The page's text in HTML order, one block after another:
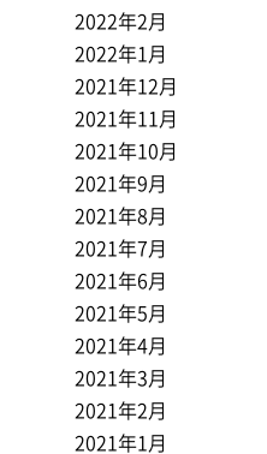
2022年2月
2022年1月
2021年12月
2021年11月
2021年10月
2021年9月
2021年8月
2021年7月
2021年6月
2021年5月
2021年4月
2021年3月
2021年2月
2021年1月